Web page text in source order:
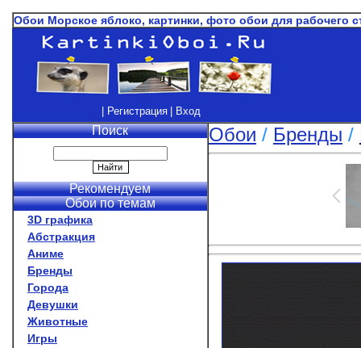
Обои Морское яблоко, картинки, фото обои для рабочего
| Регистрация | Вход
Поиск
Рекомендуем
Обои по темам
3D графика
Абстракция
Аниме
Бренды
Города
Девушки
Животные
Игры
Обои / Бренды /